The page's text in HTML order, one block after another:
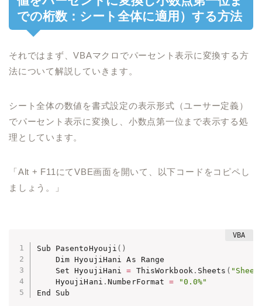
での桁数：シート全体に適用）する方法
それではまず、VBAマクロでパーセント表示に変換する方
法について解説していきます。
シート全体の数値を書式設定の表示形式（ユーサー定義）
でパーセント表示に変換し、小数点第一位まで表示する処
理としています。
「Alt + F11にてVBE画面を開いて、以下コードをコピペし
ましょう。」
Sub PasentoHyouji ( )
    Dim HyoujiHani As Range
    Set HyoujiHani
= ThisWorkbook . Sheets (
    HyoujiHani
.NumberFormat =
"0.0%"